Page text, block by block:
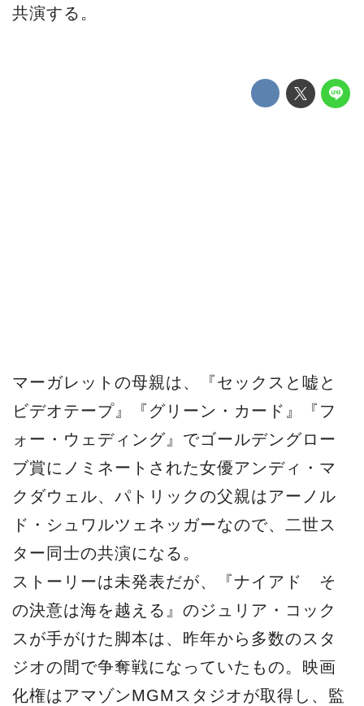
共演する。
マーガレットの母親は、『セックスと嘘と
ビデオテープ』『グリーン・カード』『フ
ォー・ウェディング』でゴールデングロー
ブ賞にノミネートされた女優アンディ・マ
クダウェル、パトリックの父親はアーノル
ド・シュワルツェネッガーなので、二世ス
ター同士の共演になる。
ストーリーは未発表だが、『ナイアド そ
の決意は海を越える』のジュリア・コック
スが手がけた脚本は、昨年から多数のスタ
ジオの間で争奪戦になっていたもの。映画
化権はアマゾンMGMスタジオが取得し、監